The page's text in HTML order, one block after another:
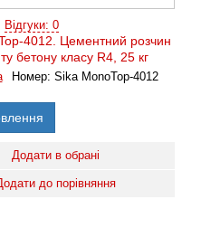
Відгуки: 0
4012. Цементний розчин
бетону класу R4, 25 кг
Номер: Sika MonoTop-4012
Додати в обрані
до порівняння